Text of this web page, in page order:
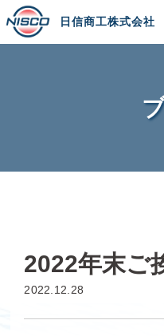
日信商工株式会社
2022年末ご
2022.12.28